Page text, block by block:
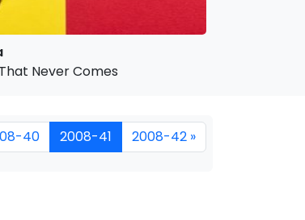
Never Comes
40 2008-41 2008-42 »